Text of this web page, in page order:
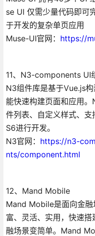
se UI 仅需少量代码即可
于开发的复杂单页应用
Muse-UI官网： https://
11、N3-components UI
N3组件库是基于Vue.js
能快速构建页面和应用
件列表、自定义样式、
S6进行开发。
N3官网： https://n3-
nts/component.html
12、Mand Mobile
Mand Mobile是面向金
富、灵活、实用，快速
融场景变简单。Mand